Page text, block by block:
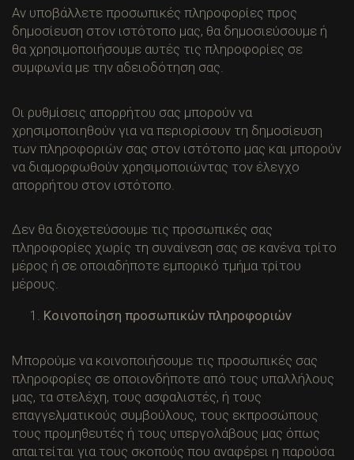
Αν υποβάλλετε προσωπικές πληροφορίες προς
δημοσίευση στον ιστότοπο μας, θα δημοσιεύσουμε ή
θα χρησιμοποιήσουμε αυτές τις πληροφορίες σε
συμφωνία με την αδειοδότηση σας.
Οι ρυθμίσεις απορρήτου σας μπορούν να
χρησιμοποιηθούν για να περιορίσουν τη δημοσίευση
των πληροφοριών σας στον ιστότοπο μας και μπορούν
να διαμορφωθούν χρησιμοποιώντας τον έλεγχο
απορρήτου στον ιστότοπο.
Δεν θα διοχετεύσουμε τις προσωπικές σας
πληροφορίες χωρίς τη συναίνεση σας σε κανένα τρίτο
μέρος ή σε οποιαδήποτε εμπορικό τμήμα τρίτου
μέρους.
Κοινοποίηση προσωπικών πληροφοριών
Μπορούμε να κοινοποιήσουμε τις προσωπικές σας
πληροφορίες σε οποιονδήποτε από τους υπαλλήλους
μας, τα στελέχη, τους ασφαλιστές, ή τους
επαγγελματικούς συμβούλους, τους εκπροσώπους
τους προμηθευτές ή τους υπεργολάβους μας όπως
απαιτείται για τους σκοπούς που αναφέρει η παρούσα